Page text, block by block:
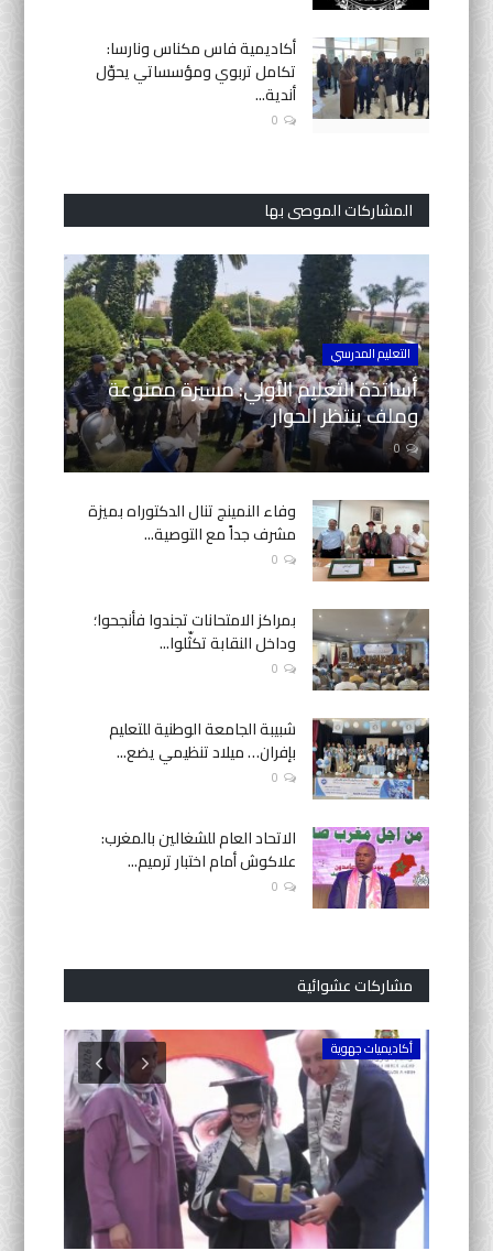
أكاديمية فاس مكناس ونارسا:
تكامل تربوي ومؤسساتي يحوّل
أندية...
0
المشاركات الموصى بها
التعليم المدرسي
أساتذة التعليم الأولي: مسيرة ممنوعة
وملف ينتظر الحوار
0
وفاء النمينج تنال الدكتوراه بميزة
مشرف جداً مع التوصية...
0
بمراكز الامتحانات تجندوا فأنجحوا؛
وداخل النقابة تكثّلوا...
0
شبيبة الجامعة الوطنية للتعليم
بإفران… ميلاد تنظيمي يضع...
0
الاتحاد العام للشغالين بالمغرب:
علاكوش أمام اختبار ترميم...
0
مشاركات عشوائية
أكاديميات جهوية